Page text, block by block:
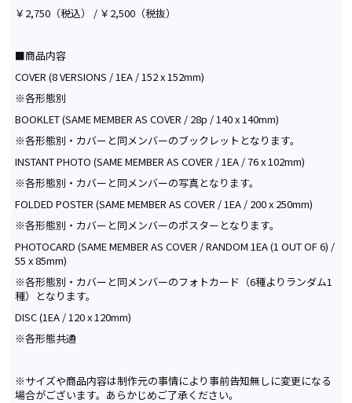
￥2,750（税込） / ￥2,500（税抜）
■商品内容
COVER (8 VERSIONS / 1EA / 152 x 152mm)
※各形態別
BOOKLET (SAME MEMBER AS COVER / 28p / 140 x 140mm)
※各形態別・カバーと同メンバーのブックレットとなります。
INSTANT PHOTO (SAME MEMBER AS COVER / 1EA / 76 x 102mm)
※各形態別・カバーと同メンバーの写真となります。
FOLDED POSTER (SAME MEMBER AS COVER / 1EA / 200 x 250mm)
※各形態別・カバーと同メンバーのポスターとなります。
PHOTOCARD (SAME MEMBER AS COVER / RANDOM 1EA (1 OUT OF 6) /
55 x 85mm)
※各形態別・カバーと同メンバーのフォトカード（6種よりランダム1
種）となります。
DISC (1EA / 120 x 120mm)
※各形態共通
※サイズや商品内容は制作元の事情により事前告知無しに変更になる
場合がございます。あらかじめご了承ください。